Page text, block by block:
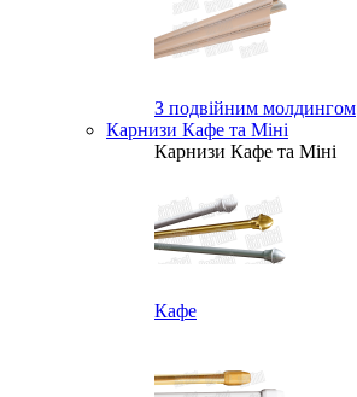
З подвійним молдингом
Карнизи Кафе та Міні
Карнизи Кафе та Міні
Кафе